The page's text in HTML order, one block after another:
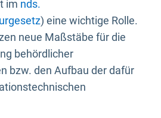
im nds.
) eine wichtige Rolle.
neue Maßstäbe für die
behördlicher
bzw. den Aufbau der dafür